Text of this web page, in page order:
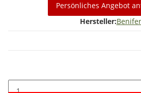
Persönliches Angebot
Hersteller: